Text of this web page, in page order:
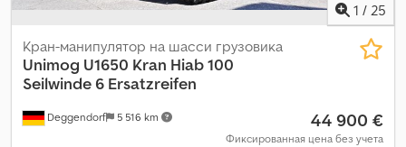
1 / 25
Deggendorf 5 516 km
Кран-манипулятор на шасси грузовика
Unimog U1650 Kran Hiab 100
Seilwinde 6 Ersatzreifen
44 900 €
Фиксированная цена без учета